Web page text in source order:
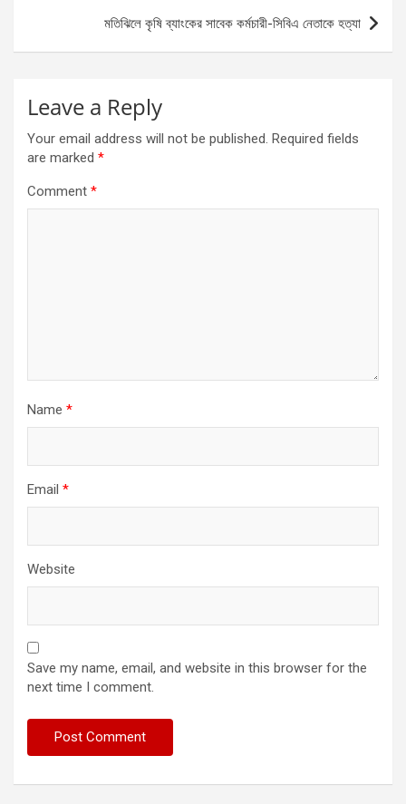
মতিঝিলে কৃষি ব্যাংকের সাবেক কর্মচারী-সিবিএ নেতাকে হত্যা
Leave a Reply
Your email address will not be published. Required fields
are marked *
Comment *
Name *
Email *
Website
Save my name, email, and website in this browser for the
next time I comment.